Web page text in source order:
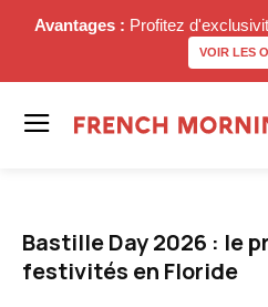
Avantages : Profitez
VOIR LES
Bastille Day 2026 : le
festivités en Floride